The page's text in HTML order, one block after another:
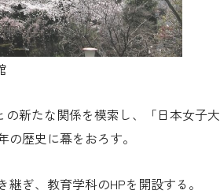
の新たな関係を模索し、「日本女子大
の歴史に幕をおろす。
継ぎ、教育学科のHPを開設する。